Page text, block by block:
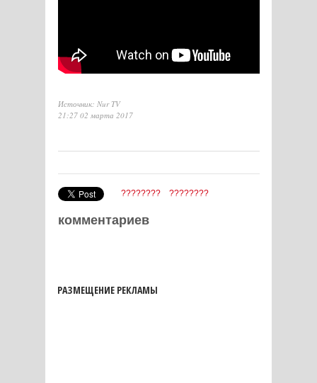
Источник: Nur TV
21:27 02 марта 2017
???????? ????????
комментариев
РАЗМЕЩЕНИЕ РЕКЛАМЫ